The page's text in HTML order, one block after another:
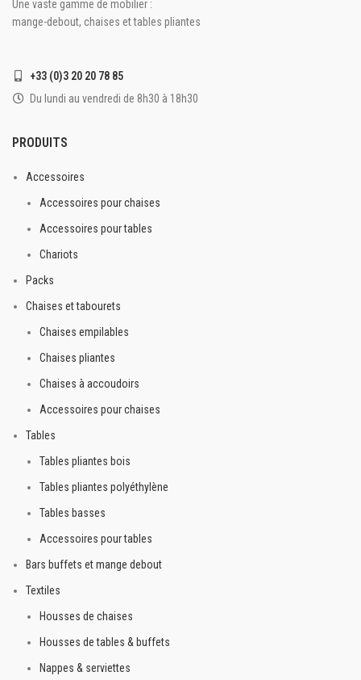
Une vaste gamme de mobilier :
mange-debout, chaises et tables pliantes
+33 (0)3 20 20 78 85
Du lundi au vendredi de 8h30 à 18h30
PRODUITS
Accessoires
Accessoires pour chaises
Accessoires pour tables
Chariots
Packs
Chaises et tabourets
Chaises empilables
Chaises pliantes
Chaises à accoudoirs
Accessoires pour chaises
Tables
Tables pliantes bois
Tables pliantes polyéthylène
Tables basses
Accessoires pour tables
Bars buffets et mange debout
Textiles
Housses de chaises
Housses de tables & buffets
Nappes & serviettes